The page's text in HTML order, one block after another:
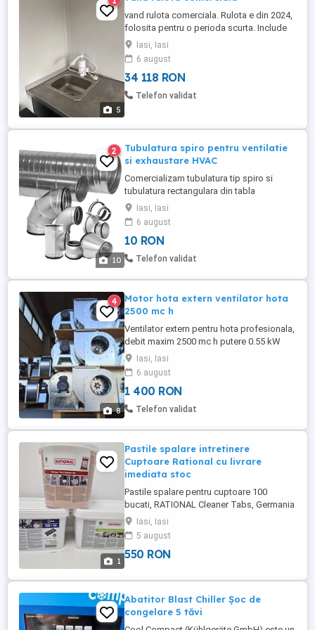
5
vand rulota comerciala. Rulota e din 2024,
folosita pentru o perioda scurta. Include
frigider cu congelator , combina pentru
bauturi , hota , instalatii sanitare si
electrica. Motivul vanzarii e din motive
medical. Pentru mai multe detalii, astept
telefon.
Iasi, Iasi
6 august
34 118 RON
Telefon validat
10
2
Tubulatura spiro pentru ventilatie
si exhaustare HVAC
Comercializam tubulatura tip spiro si
tubulatura rectangulara din tabla
galvanizata cu grosimea de la 0.5 mm
pana la 1 mm pentru ventilatie si
exhaustare HVAC. Echipa noastra este
formata din personal specializat in
montarea instalatiilor de ventilatie: -
subterane, ...
Iasi, Iasi
6 august
10 RON
Telefon validat
8
4
Motor hota extern ventilator hota
2500 mc h
Ventilator extern pentru hota profesionala,
debit maxim 2500 mc h putere 0.55 kW
tensiune alimentare 230V sau 380V
diametru aspiratie 200 mm dimensiuni
refulare 245x205 mm carcasa
confectionata din otel zincat, adaptata
mediilor externe rezistenta la intemperii
curentilor ...
Iasi, Iasi
6 august
1 400 RON
Telefon validat
1
Pastile spalare intretinere
Cuptoare Rational cu livrare
imediata stoc
Pastile spalare pentru cuptoare 100
bucati, RATIONAL Cleaner Tabs, Germania
(Pastile ROSII) Cod: 56.00.210 Pastile
tablete recomandate pentru
SelfCookingCenter si pentru CombiMaster
Plus (fabricate din 2005 pana in 2017) se
forma solida, ambalate in - cutie ...
Iasi, Iasi
5 august
550 RON
Abatitor Blast Chiller Șoc de
congelare 5 tăvi